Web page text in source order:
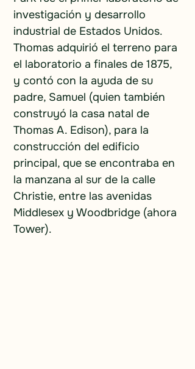
investigación y desarrollo
industrial de Estados Unidos.
Thomas adquirió el terreno para
el laboratorio a finales de 1875,
y contó con la ayuda de su
padre, Samuel (quien también
construyó la casa natal de
Thomas A. Edison), para la
construcción del edificio
principal, que se encontraba en
la manzana al sur de la calle
Christie, entre las avenidas
Middlesex y Woodbridge (ahora
Tower).